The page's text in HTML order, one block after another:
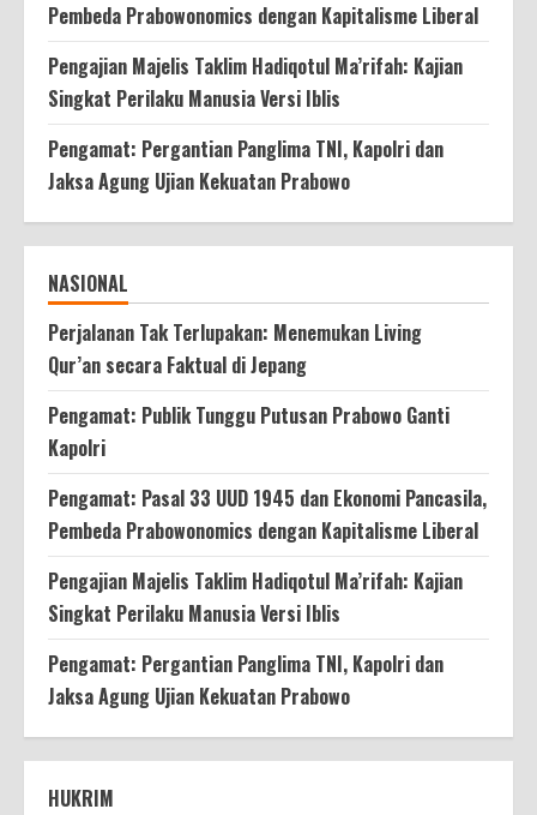
Pembeda Prabowonomics dengan Kapitalisme Liberal
Pengajian Majelis Taklim Hadiqotul Ma’rifah: Kajian
Singkat Perilaku Manusia Versi Iblis
Pengamat: Pergantian Panglima TNI, Kapolri dan
Jaksa Agung Ujian Kekuatan Prabowo
NASIONAL
Perjalanan Tak Terlupakan: Menemukan Living
Qur’an secara Faktual di Jepang
Pengamat: Publik Tunggu Putusan Prabowo Ganti
Kapolri
Pengamat: Pasal 33 UUD 1945 dan Ekonomi Pancasila,
Pembeda Prabowonomics dengan Kapitalisme Liberal
Pengajian Majelis Taklim Hadiqotul Ma’rifah: Kajian
Singkat Perilaku Manusia Versi Iblis
Pengamat: Pergantian Panglima TNI, Kapolri dan
Jaksa Agung Ujian Kekuatan Prabowo
HUKRIM